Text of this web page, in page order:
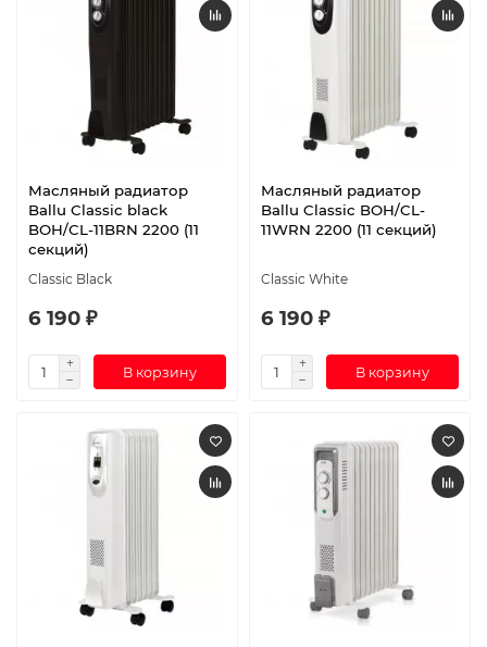
Масляный радиатор
Ballu Classic black
BOH/CL-11BRN 2200 (11
секций)
Classic Black
6 190 ₽
В корзину
Масляный радиатор
Ballu Classic BOH/CL-
11WRN 2200 (11 секций)
Classic White
6 190 ₽
В корзину